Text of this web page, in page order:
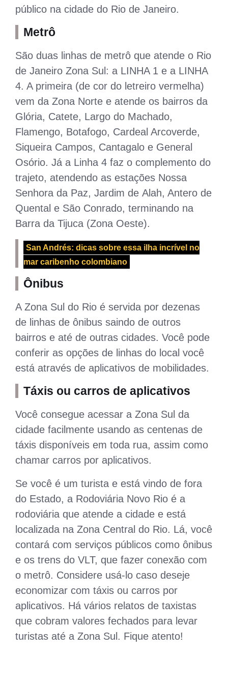
público na cidade do Rio de Janeiro.
Metrô
São duas linhas de metrô que atende o Rio
de Janeiro Zona Sul: a LINHA 1 e a LINHA
4. A primeira (de cor do letreiro vermelha)
vem da Zona Norte e atende os bairros da
Glória, Catete, Largo do Machado,
Flamengo, Botafogo, Cardeal Arcoverde,
Siqueira Campos, Cantagalo e General
Osório. Já a Linha 4 faz o complemento do
trajeto, atendendo as estações Nossa
Senhora da Paz, Jardim de Alah, Antero de
Quental e São Conrado, terminando na
Barra da Tijuca (Zona Oeste).
San Andrés: dicas sobre essa ilha incrível no
mar caribenho colombiano
Ônibus
A Zona Sul do Rio é servida por dezenas
de linhas de ônibus saindo de outros
bairros e até de outras cidades. Você pode
conferir as opções de linhas do local você
está através de aplicativos de mobilidades.
Táxis ou carros de aplicativos
Você consegue acessar a Zona Sul da
cidade facilmente usando as centenas de
táxis disponíveis em toda rua, assim como
chamar carros por aplicativos.
Se você é um turista e está vindo de fora
do Estado, a Rodoviária Novo Rio é a
rodoviária que atende a cidade e está
localizada na Zona Central do Rio. Lá, você
contará com serviços públicos como ônibus
e os trens do VLT, que fazer conexão com
o metrô. Considere usá-lo caso deseje
economizar com táxis ou carros por
aplicativos. Há vários relatos de taxistas
que cobram valores fechados para levar
turistas até a Zona Sul. Fique atento!